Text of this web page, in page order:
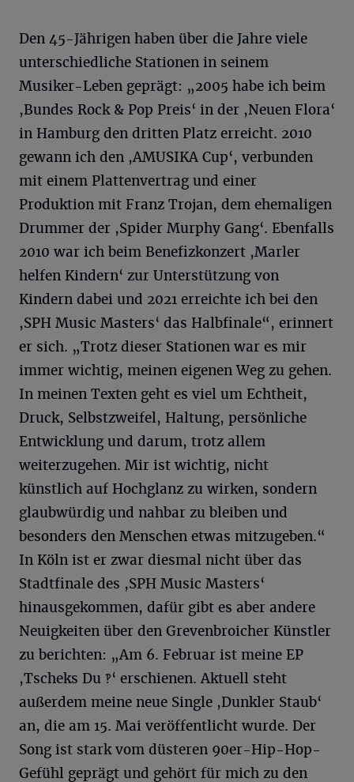
Den 45-Jährigen haben über die Jahre viele
unterschiedliche Stationen in seinem
Musiker-Leben geprägt: „2005 habe ich beim
,Bundes Rock & Pop Preis‘ in der ,Neuen Flora‘
in Hamburg den dritten Platz erreicht. 2010
gewann ich den ,AMUSIKA Cup‘, verbunden
mit einem Plattenvertrag und einer
Produktion mit Franz Trojan, dem ehemaligen
Drummer der ,Spider Murphy Gang‘. Ebenfalls
2010 war ich beim Benefizkonzert ,Marler
helfen Kindern‘ zur Unterstützung von
Kindern dabei und 2021 erreichte ich bei den
,SPH Music Masters‘ das Halbfinale“, erinnert
er sich. „Trotz dieser Stationen war es mir
immer wichtig, meinen eigenen Weg zu gehen.
In meinen Texten geht es viel um Echtheit,
Druck, Selbstzweifel, Haltung, persönliche
Entwicklung und darum, trotz allem
weiterzugehen. Mir ist wichtig, nicht
künstlich auf Hochglanz zu wirken, sondern
glaubwürdig und nahbar zu bleiben und
besonders den Menschen etwas mitzugeben.“
In Köln ist er zwar diesmal nicht über das
Stadtfinale des ,SPH Music Masters‘
hinausgekommen, dafür gibt es aber andere
Neuigkeiten über den Grevenbroicher Künstler
zu berichten: „Am 6. Februar ist meine EP
,Tscheks Du ‽‘ erschienen. Aktuell steht
außerdem meine neue Single ,Dunkler Staub‘
an, die am 15. Mai veröffentlicht wurde. Der
Song ist stark vom düsteren 90er-Hip-Hop-
Gefühl geprägt und gehört für mich zu den